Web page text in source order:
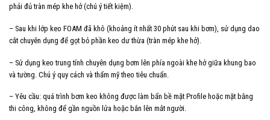
phải đủ tràn mép khe hở (chú ý tiết kiệm).
– Sau khi lớp keo FOAM đã khô (khoảng ít nhất 30 phút sau khi bơm), sử dụng dao
cắt chuyên dụng để gọt bỏ phần keo dư thừa (tràn mép khe hở).
– Sử dụng keo trung tính chuyên dụng bơm lên phía ngoài khe hở giữa khung bao
và tường. Chú ý quy cách và thẩm mỹ theo tiêu chuẩn.
– Yêu cầu: quá trình bơm keo không được làm bẩn bề mặt Profile hoặc mặt bằng
thi công, không để gần nguồn lửa hoặc bắn lên mắt người.